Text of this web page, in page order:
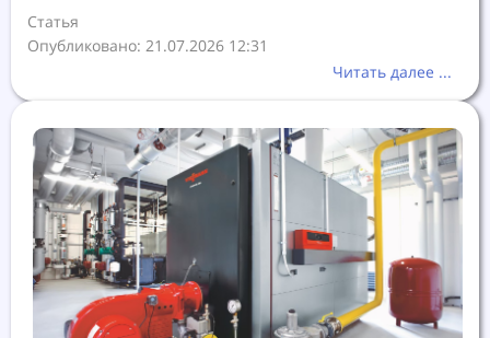
Статья
Опубликовано: 21.07.2026 12:31
Читать далее ...